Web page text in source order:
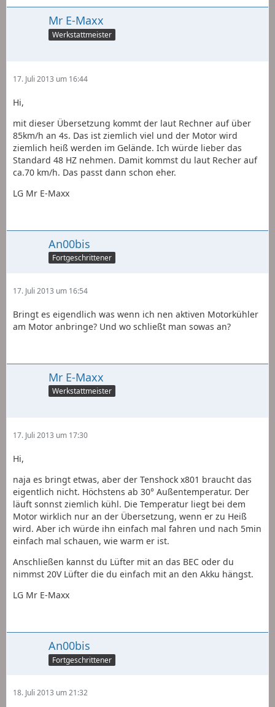
Mr E-Maxx
Werkstattmeister
17. Juli 2013 um 16:44
Hi,
mit dieser Übersetzung kommt der laut Rechner auf über
85km/h an 4s. Das ist ziemlich viel und der Motor wird
ziemlich heiß werden im Gelände. Ich würde lieber das
Standard 48 HZ nehmen. Damit kommst du laut Recher auf
ca.70 km/h. Das passt dann schon eher.
LG Mr E-Maxx
An00bis
Fortgeschrittener
17. Juli 2013 um 16:54
Bringt es eigendlich was wenn ich nen aktiven Motorkühler
am Motor anbringe? Und wo schließt man sowas an?
Mr E-Maxx
Werkstattmeister
17. Juli 2013 um 17:30
Hi,
naja es bringt etwas, aber der Tenshock x801 braucht das
eigentlich nicht. Höchstens ab 30° Außentemperatur. Der
läuft sonnst ziemlich kühl. Die Temperatur liegt bei dem
Motor wirklich nur an der Übersetzung, wenn er zu Heiß
wird. Aber ich würde ihn einfach mal fahren und nach 5min
einfach mal schauen, wie warm er ist.
Anschließen kannst du Lüfter mit an das BEC oder du
nimmst 20V Lüfter die du einfach mit an den Akku hängst.
LG Mr E-Maxx
An00bis
Fortgeschrittener
18. Juli 2013 um 21:32